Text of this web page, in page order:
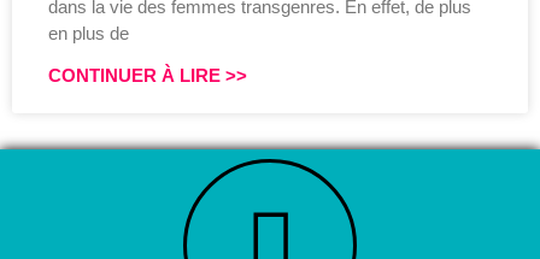
dans la vie des femmes transgenres. En effet, de plus
en plus de
CONTINUER À LIRE >>